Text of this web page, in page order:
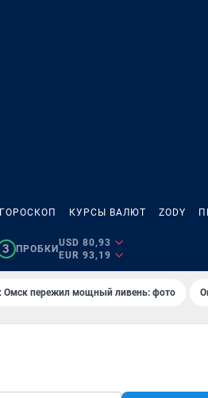
ГОРОСКОП КУРСЫ ВАЛЮТ ZODY
3 ПРОБКИ
USD 80,93
EUR 93,19
Омск пережил мощный ливень: фото